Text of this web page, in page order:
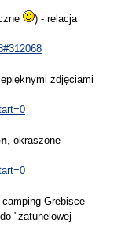
) - relacja
zdjęciami
, okraszone
Grebisce
"zatunelowej